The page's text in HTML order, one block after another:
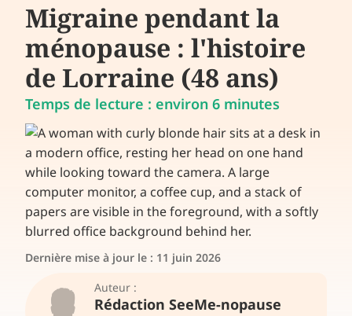
Migraine pendant la
ménopause : l'histoire
de Lorraine (48 ans)
Temps de lecture : environ 6 minutes
Dernière mise à jour le : 11 juin 2026
Auteur :
Rédaction SeeMe-nopause